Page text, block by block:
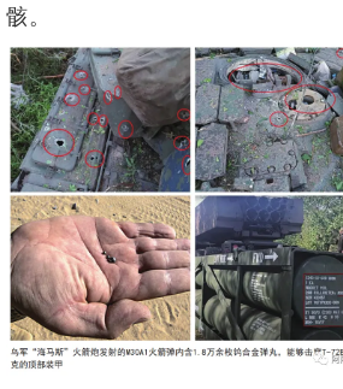
骸。